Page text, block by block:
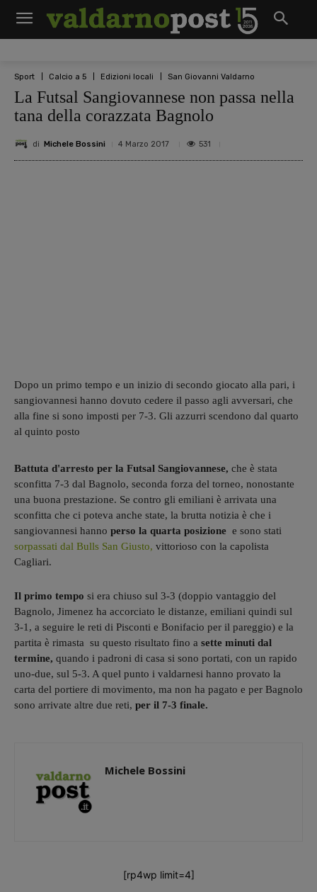
Sport Calcio a 5 Edizioni locali San Giovanni Valdarno
La Futsal Sangiovannese non passa nella
tana della corazzata Bagnolo
di Michele Bossini 4 Marzo 2017 531
Dopo un primo tempo e un inizio di secondo giocato alla pari, i
sangiovannesi hanno dovuto cedere il passo agli avversari, che
alla fine si sono imposti per 7-3. Gli azzurri scendono dal quarto
al quinto posto
Battuta d'arresto per la Futsal Sangiovannese, che è stata
sconfitta 7-3 dal Bagnolo, seconda forza del torneo, nonostante
una buona prestazione. Se contro gli emiliani è arrivata una
sconfitta che ci poteva anche state, la brutta notizia è che i
sangiovannesi hanno perso la quarta posizione e sono stati
sorpassati dal Bulls San Giusto, vittorioso con la capolista
Cagliari.
Il primo tempo si era chiuso sul 3-3 (doppio vantaggio del
Bagnolo, Jimenez ha accorciato le distanze, emiliani quindi sul
3-1, a seguire le reti di Pisconti e Bonifacio per il pareggio) e la
partita è rimasta su questo risultato fino a sette minuti dal
termine, quando i padroni di casa si sono portati, con un rapido
uno-due, sul 5-3. A quel punto i valdarnesi hanno provato la
carta del portiere di movimento, ma non ha pagato e per Bagnolo
sono arrivate altre due reti, per il 7-3 finale.
Michele Bossini
[rp4wp limit=4]